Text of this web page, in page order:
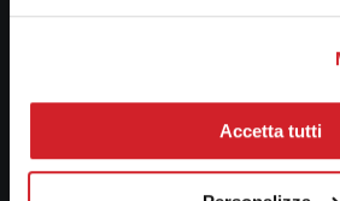
Accetta tutti
che si
analisi termica,
specialisti del
controllo
gestione